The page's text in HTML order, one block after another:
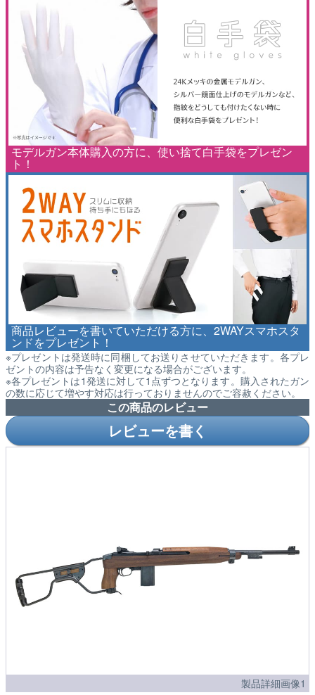
モデルガン本体購入の方に、使い捨て白手袋をプレゼン
ト！
商品レビューを書いていただける方に、2WAYスマホスタ
ンドをプレゼント！
※プレゼントは発送時に同梱してお送りさせていただきます。各プレ
ゼントの内容は予告なく変更になる場合がございます。
※各プレゼントは1発送に対して1点ずつとなります。購入されたガン
の数に応じて増やす対応は行っておりませんのでご容赦ください。
この商品のレビュー
レビューを書く
製品詳細画像1